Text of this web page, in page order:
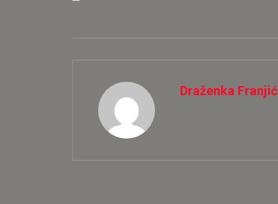
Draženka Franjić